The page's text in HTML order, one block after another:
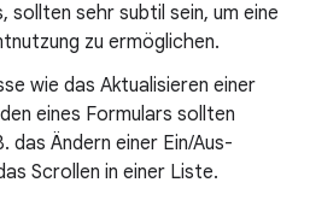
sollten sehr subtil sein, um eine
zu ermöglichen.
wie das Aktualisieren einer
eines Formulars sollten
das Ändern einer Ein/Aus-
Scrollen in einer Liste.